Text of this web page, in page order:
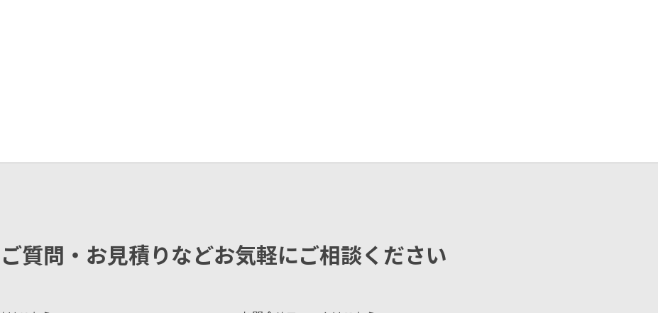
質問・お見積りなどお気軽にご相談ください